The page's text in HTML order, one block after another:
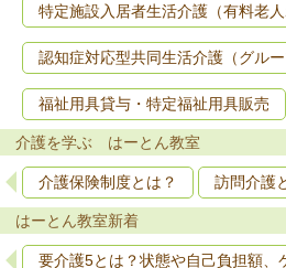
特定施設入居者生活介護（有料老人
認知症対応型共同生活介護（グルー
福祉用具貸与・特定福祉用具販売
介護を学ぶ はーとん教室
介護保険制度とは？ 訪問介護
はーとん教室新着
要介護5とは？状態や自己負担額、